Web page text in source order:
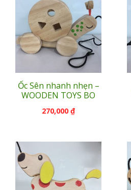
Ốc Sên nhanh nhẹn –
WOODEN TOYS BO
270,000₫